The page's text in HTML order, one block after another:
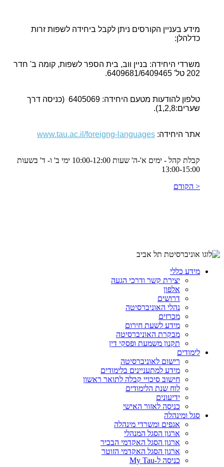
מידע בעניין הקורסים ניתן לקבל ביחידה לשפות זרות
כדלהלן:
משרדי היחידה: בניין ווב, בית הספר לשפות, קומה ב' חדר
202 טל' 6409681/6409465
.
טלפון להודעות מטעם היחידה: 6405069 (כניסה דרך
שערים:1,2,8
).
אתר היחידה: www.tau.ac.il/foreigng-languages
קבלת קהל - ימים א'-ה' שעות 10:00-12:00 ימי ב' ו- ד' בשעות
13:00-15:00
< הקודם
מידע כללי
יצירת קשר ודרכי הגעה
אלפון
דרושים
נהלי האוניברסיטה
מכרזים
מידע לשעת חירום
מבקרת האוניברסיטה
תקנון משמעת ופסקי דין
לימודים
רישום לאוניברסיטה
מידע למתעניינים בלימודים
חישוב סיכויי קבלה לתואר ראשון
לוח שנת הלימודים
ידיעונים
כניסה לאזור האישי
סגל ומינהלה
אגפים ומשרדי מינהלה
ארגון הסגל המנהלי
ארגון הסגל האקדמי הבכיר
ארגון הסגל האקדמי הזוטר
כניסה ל-My Tau